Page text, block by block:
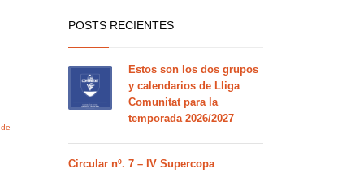
POSTS RECIENTES
Estos son los dos grupos
y calendarios de Lliga
Comunitat para la
temporada 2026/2027
Circular nº. 7 – IV Supercopa